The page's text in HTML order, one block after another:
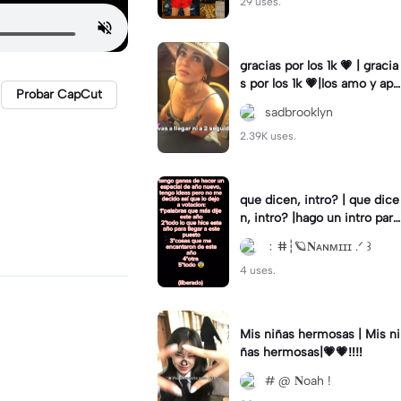
Probar CapCut
gracias por los 1k 💗 | gracia
s por los 1k 💗|los amo y apr
ecio demasiado 💖 #sadbro
oklyn #viral #fyp
sadbrooklyn
2.39K uses.
que dicen, intro? | que dice
n, intro? |hago un intro para
videos de este tipo? 🙀
﹕ⵌ┆🪐𝐍ᴀɴᴍɪɪɪ .ᐟ ꒱
4 uses.
Mis niñas hermosas | Mis ni
ñas hermosas|💗💗‼️‼️
# @ 𝐍oah !